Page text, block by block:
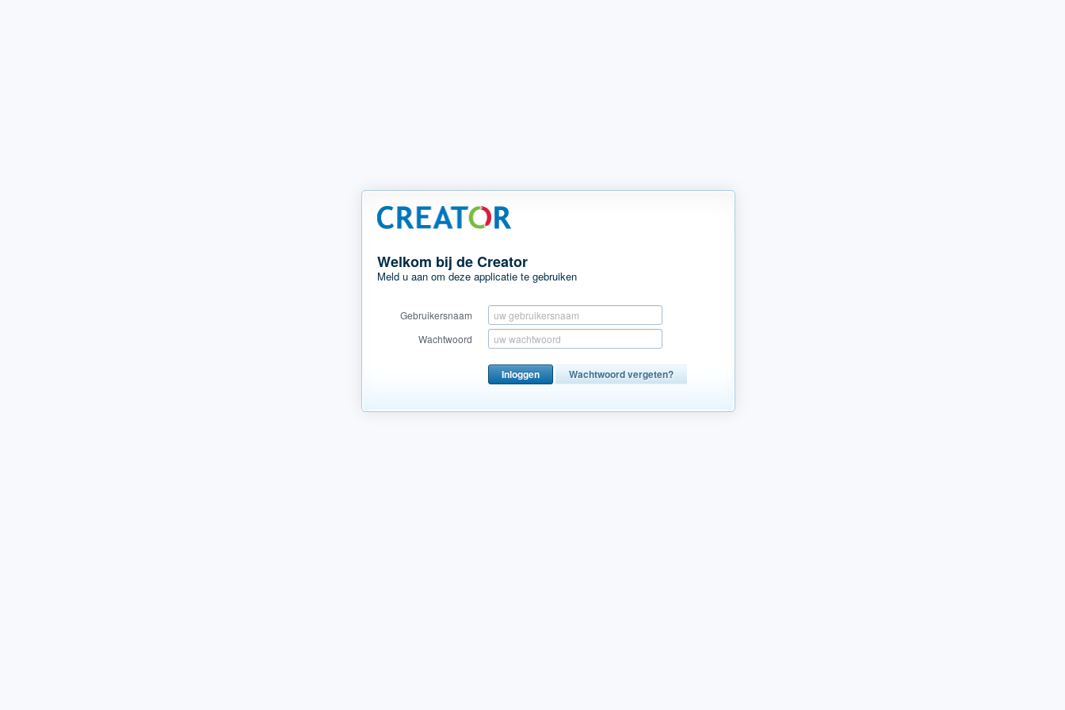
Welkom bij de Creator
Meld u aan om deze applicatie te gebruiken
Gebruikersnaam
Wachtwoord
Inloggen Wachtwoord vergeten?